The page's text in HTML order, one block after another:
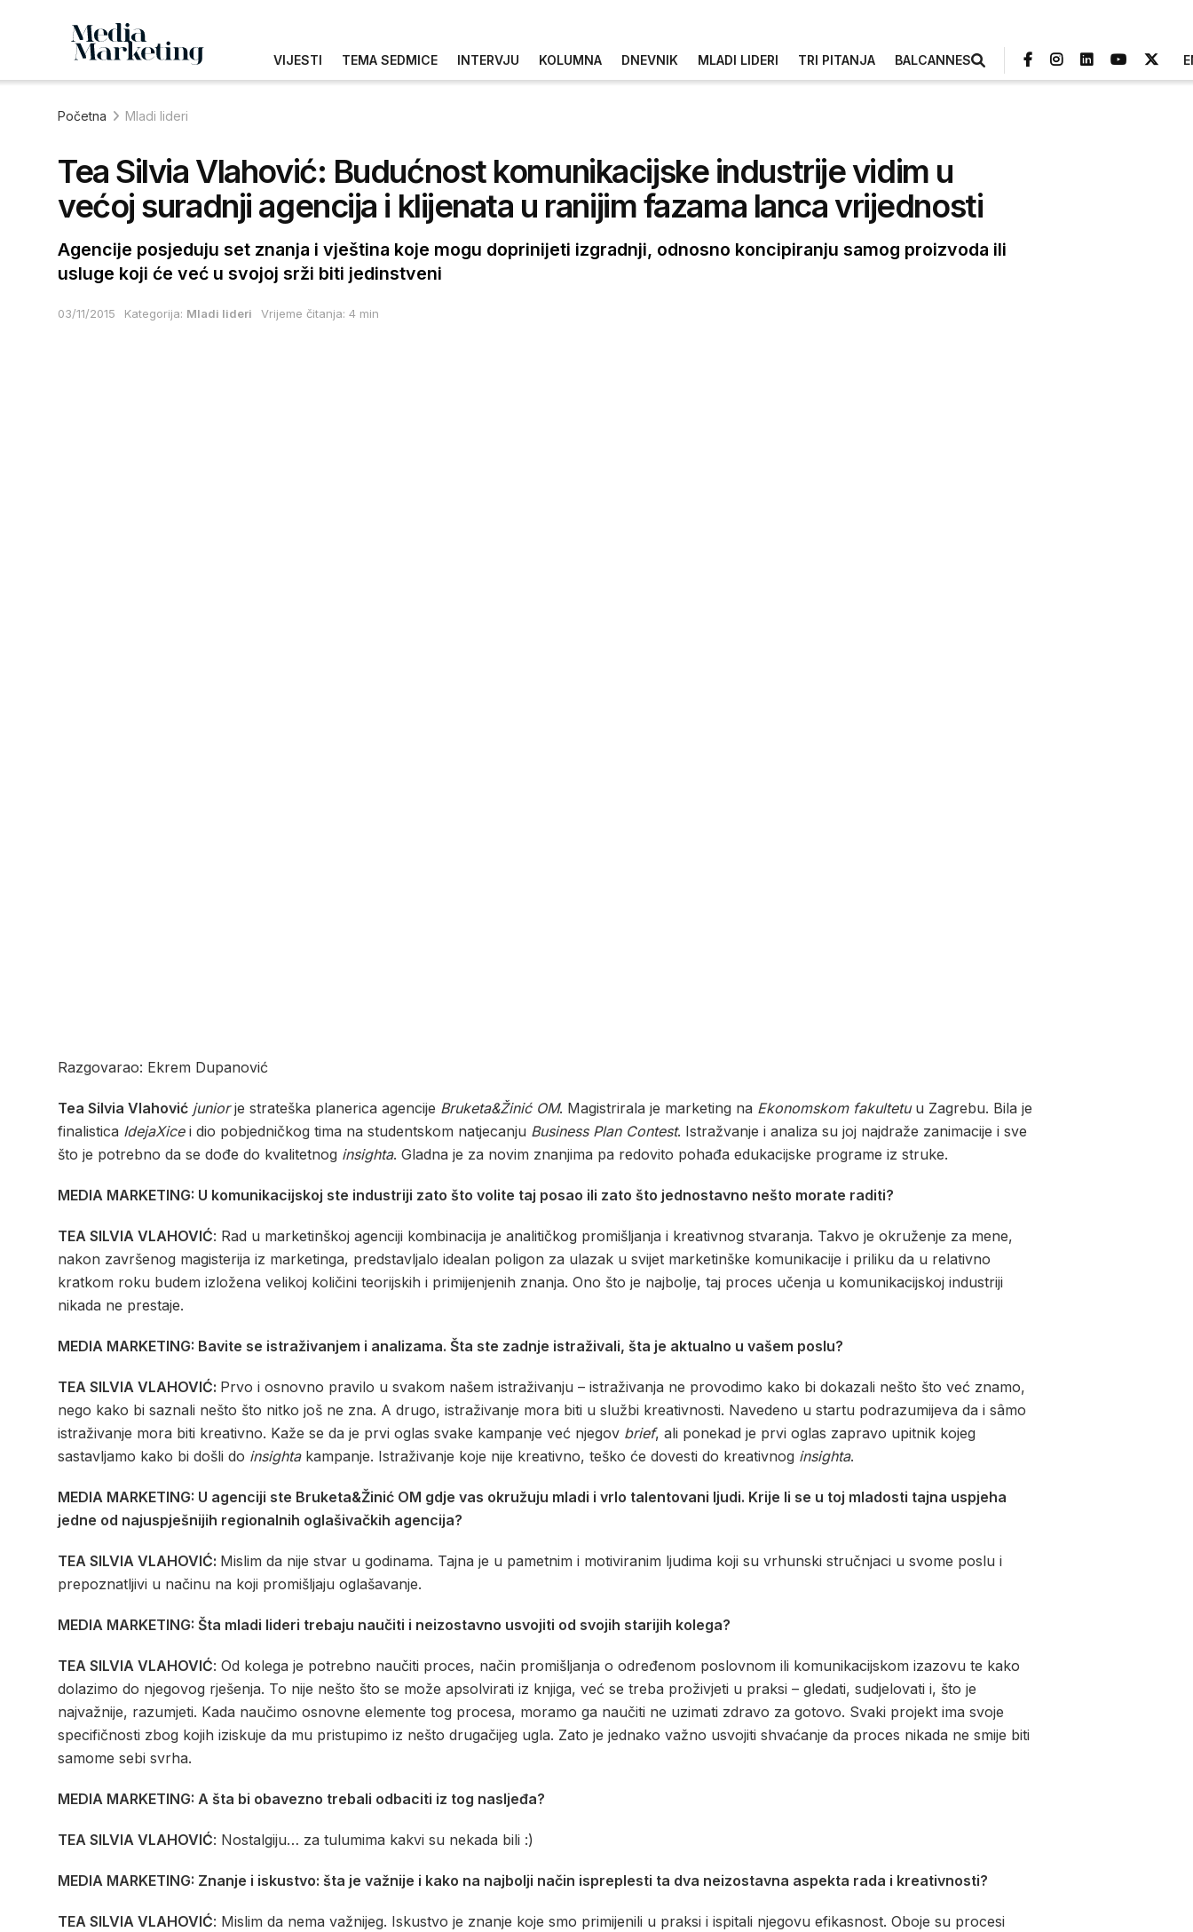
VIJESTI TEMA SEDMICE INTERVJU KOLUMNA DNEVNIK MLADI LIDERI TRI PITANJA BALCANNES
Početna Mladi lideri
Tea Silvia Vlahović: Budućnost komunikacijske industrije vidim u
većoj suradnji agencija i klijenata u ranijim fazama lanca vrijednosti
Agencije posjeduju set znanja i vještina koje mogu doprinijeti izgradnji, odnosno koncipiranju samog proizvoda ili
usluge koji će već u svojoj srži biti jedinstveni
03/11/2015 Kategorija: Mladi lideri Vrijeme čitanja: 4 min
Razgovarao: Ekrem Dupanović
Tea Silvia Vlahović juniorje strateška planerica agencije Bruketa&Žinić OM. Magistrirala je marketing na Ekonomskom fakultetuu Zagrebu. Bila je
finalistica IdejaXicei dio pobjedničkog tima na studentskom natjecanju Business Plan Contest. Istražvanje i analiza su joj najdraže zanimacije i sve
što je potrebno da se dođe do kvalitetnog insighta. Gladna je za novim znanjima pa redovito pohađa edukacijske programe iz struke.
MEDIA MARKETING: U komunikacijskoj ste industriji zato što volite taj posao ili zato što jednostavno nešto morate raditi?
TEA SILVIA VLAHOVIĆ: Rad u marketinškoj agenciji kombinacija je analitičkog promišljanja i kreativnog stvaranja. Takvo je okruženje za mene,
nakon završenog magisterija iz marketinga, predstavljalo idealan poligon za ulazak u svijet marketinške komunikacije i priliku da u relativno
kratkom roku budem izložena velikoj količini teorijskih i primijenjenih znanja. Ono što je najbolje, taj proces učenja u komunikacijskoj industriji
nikada ne prestaje.
MEDIA MARKETING: Bavite se istraživanjem i analizama. Šta ste zadnje istraživali, šta je aktualno u vašem poslu?
TEA SILVIA VLAHOVIĆ: Prvo i osnovno pravilo u svakom našem istraživanju – istraživanja ne provodimo kako bi dokazali nešto što već znamo,
nego kako bi saznali nešto što nitko još ne zna. A drugo, istraživanje mora biti u službi kreativnosti. Navedeno u startu podrazumijeva da i sâmo
istraživanje mora biti kreativno. Kaže se da je prvi oglas svake kampanje već njegov brief, ali ponekad je prvi oglas zapravo upitnik kojeg
sastavljamo kako bi došli do insightakampanje. Istraživanje koje nije kreativno, teško će dovesti do kreativnog insighta.
MEDIA MARKETING: U agenciji ste Bruketa&Žinić OM gdje vas okružuju mladi i vrlo talentovani ljudi. Krije li se u toj mladosti tajna uspjeha
jedne od najuspješnijih regionalnih oglašivačkih agencija?
TEA SILVIA VLAHOVIĆ: Mislim da nije stvar u godinama. Tajna je u pametnim i motiviranim ljudima koji su vrhunski stručnjaci u svome poslu i
prepoznatljivi u načinu na koji promišljaju oglašavanje.
MEDIA MARKETING: Šta mladi lideri trebaju naučiti i neizostavno usvojiti od svojih starijih kolega?
TEA SILVIA VLAHOVIĆ: Od kolega je potrebno naučiti proces, način promišljanja o određenom poslovnom ili komunikacijskom izazovu te kako
dolazimo do njegovog rješenja. To nije nešto što se može apsolvirati iz knjiga, već se treba proživjeti u praksi – gledati, sudjelovati i, što je
najvažnije, razumjeti. Kada naučimo osnovne elemente tog procesa, moramo ga naučiti ne uzimati zdravo za gotovo. Svaki projekt ima svoje
specifičnosti zbog kojih iziskuje da mu pristupimo iz nešto drugačijeg ugla. Zato je jednako važno usvojiti shvaćanje da proces nikada ne smije biti
samome sebi svrha.
MEDIA MARKETING: A šta bi obavezno trebali odbaciti iz tog nasljeđa?
TEA SILVIA VLAHOVIĆ: Nostalgiju… za tulumima kakvi su nekada bili :)
MEDIA MARKETING: Znanje i iskustvo: šta je važnije i kako na najbolji način ispreplesti ta dva neizostavna aspekta rada i kreativnosti?
TEA SILVIA VLAHOVIĆ: Mislim da nema važnijeg. Iskustvo je znanje koje smo primijenili u praksi i ispitali njegovu efikasnost. Oboje su procesi